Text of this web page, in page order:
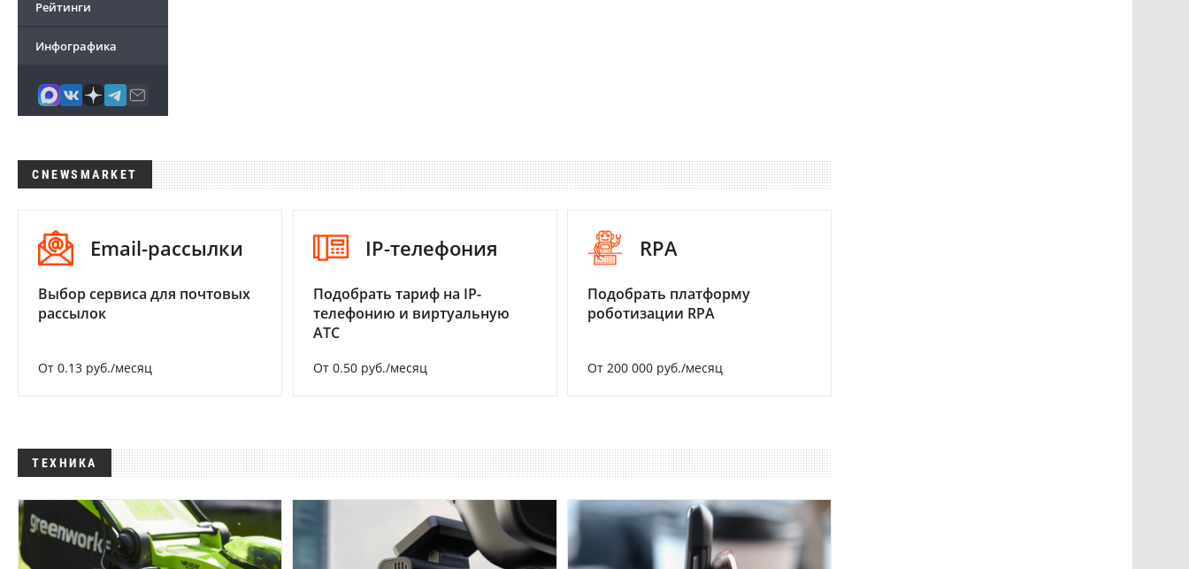
Рейтинги
Инфографика
CNEWSMARKET
Email-рассылки
Выбор сервиса для почтовых
рассылок
От 0.13 руб./месяц
IP-телефония
Подобрать тариф на IP-
телефонию и виртуальную
АТС
От 0.50 руб./месяц
RPA
Подобрать платформу
роботизации RPA
От 200 000 руб./месяц
ТЕХНИКА